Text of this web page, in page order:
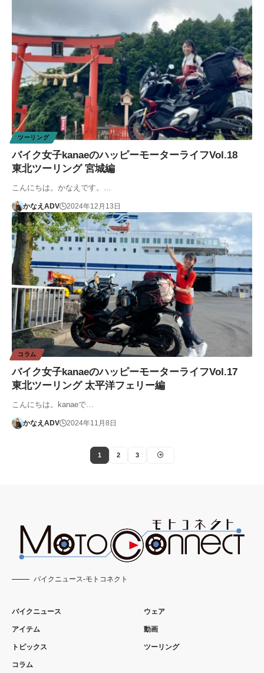
ツーリング
バイク女子kanaeのハッピーモーターライフVol.18
東北ツーリング 宮城編
こんにちは。かなえです。…
かなえADV 2024年12月13日
コラム
バイク女子kanaeのハッピーモーターライフVol.17
東北ツーリング 太平洋フェリー編
こんにちは。kanaeで…
かなえADV 2024年11月8日
1 2 3
バイクニュース-モトコネクト
バイクニュース
アイテム
トピックス
コラム
ウェア
動画
ツーリング